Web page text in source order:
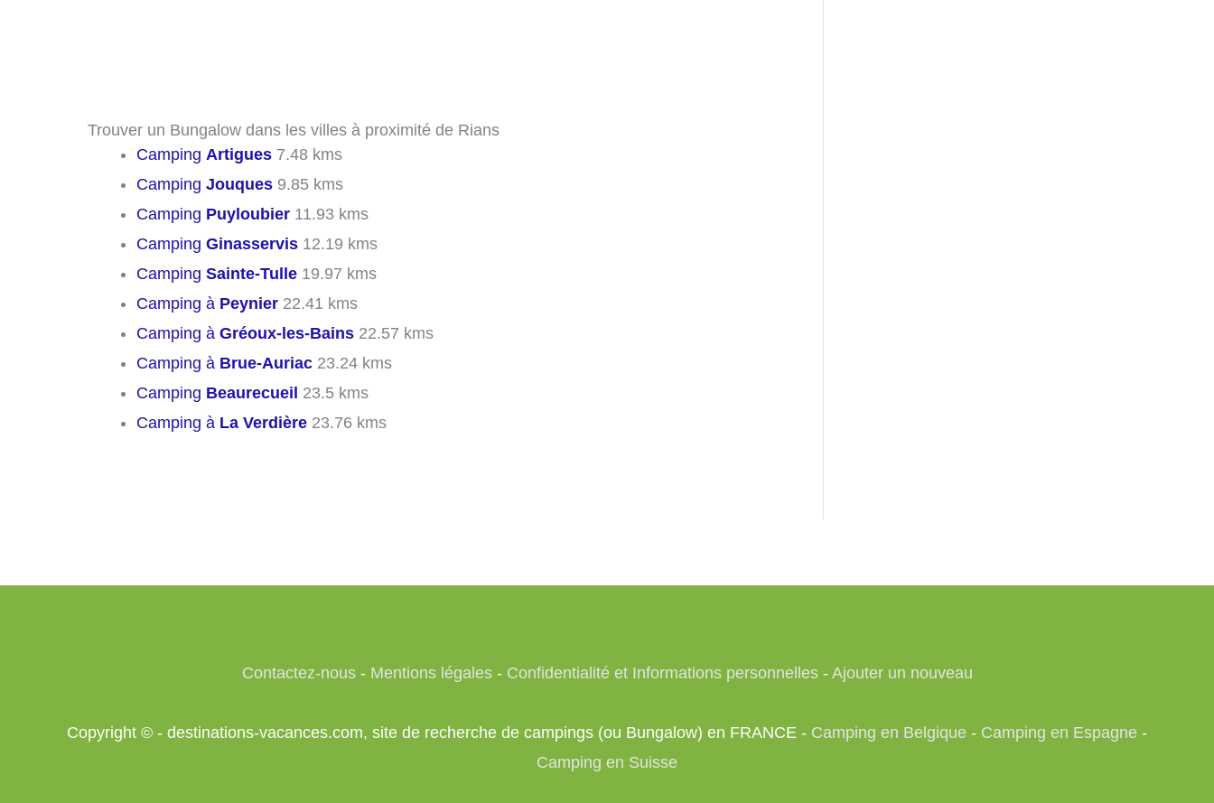
Trouver un Bungalow dans les villes à proximité de Rians
Camping Artigues 7.48 kms
Camping Jouques 9.85 kms
Camping Puyloubier 11.93 kms
Camping Ginasservis 12.19 kms
Camping Sainte-Tulle 19.97 kms
Camping à Peynier 22.41 kms
Camping à Gréoux-les-Bains 22.57 kms
Camping à Brue-Auriac 23.24 kms
Camping Beaurecueil 23.5 kms
Camping à La Verdière 23.76 kms
Contactez-nous- Mentions légales- Confidentialité et Informations personnelles- Ajouter un nouveau
Copyright © - destinations-vacances.com, site de recherche de campings (ou Bungalow) en FRANCE - Camping en Belgique - Camping en Espagne -
Camping en Suisse